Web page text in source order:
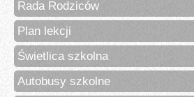
Rada Rodziców
Plan lekcji
Świetlica szkolna
Autobusy szkolne